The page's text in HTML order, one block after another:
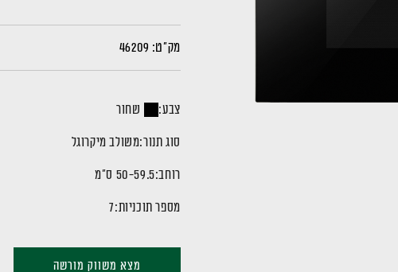
מק"ט: 46209
צבע: שחור
סוג תנור:משולב מיקרוגל
רוחב:50-59.5 ס"מ
מספר תוכניות:7
מצא משווק מורשה